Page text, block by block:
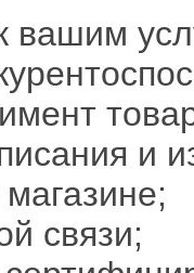
вашим
и
связи;